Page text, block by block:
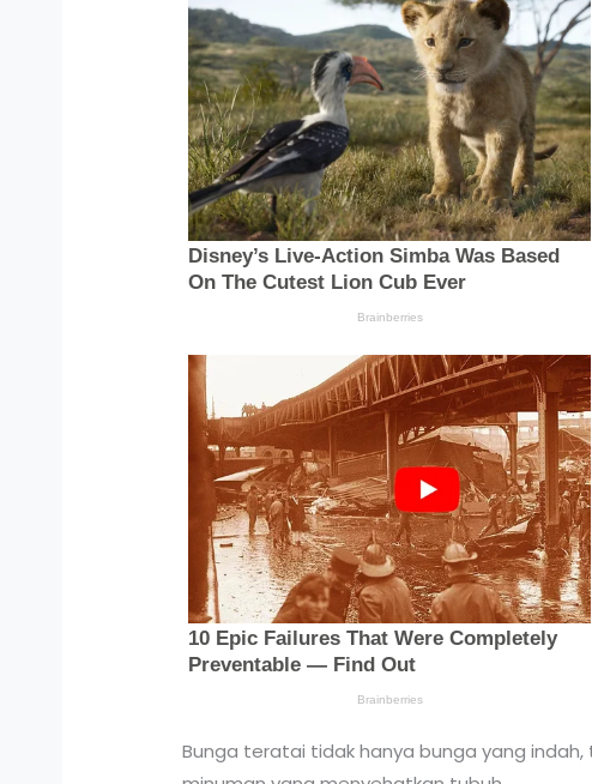
Bunga teratai tidak hanya bunga yang